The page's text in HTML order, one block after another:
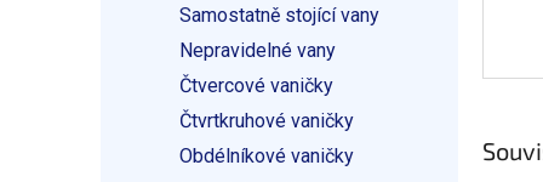
Samostatně stojící vany
Nepravidelné vany
Čtvercové vaničky
Čtvrtkruhové vaničky
Obdélníkové vaničky